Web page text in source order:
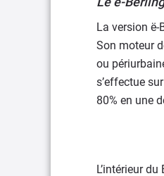
La version
Son moteur
ou
s’effectue
80% en une
L’intérieur